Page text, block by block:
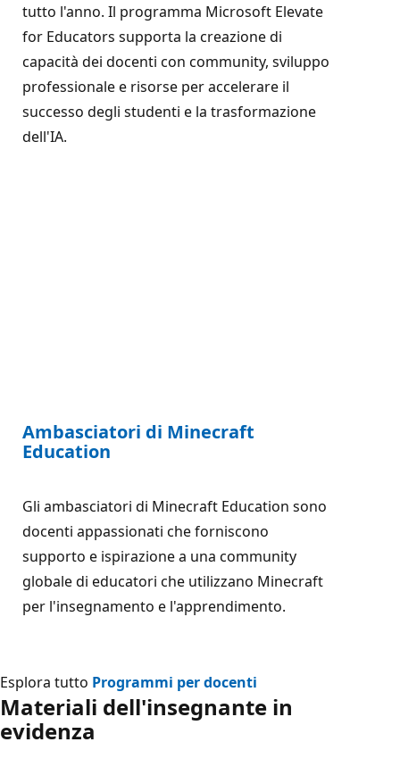
tutto l'anno. Il programma Microsoft Elevate
for Educators supporta la creazione di
capacità dei docenti con community, sviluppo
professionale e risorse per accelerare il
successo degli studenti e la trasformazione
dell'IA.
Ambasciatori di Minecraft
Education
Gli ambasciatori di Minecraft Education sono
docenti appassionati che forniscono
supporto e ispirazione a una community
globale di educatori che utilizzano Minecraft
per l'insegnamento e l'apprendimento.
Esplora tutto Programmi per docenti
Materiali dell'insegnante in
evidenza